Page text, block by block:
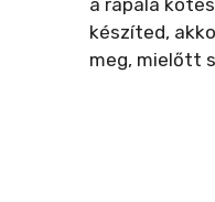
készíted,
meg, mielőtt